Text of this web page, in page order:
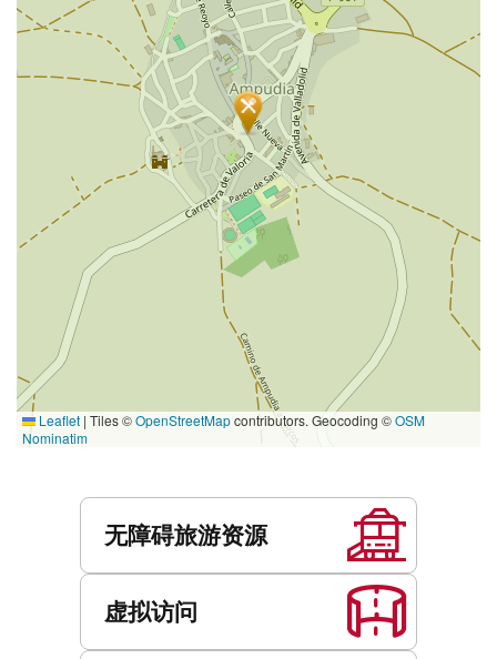
Leaflet | Tiles ©OpenStreetMapcontributors. Geocoding ©OSM
Nominatim
无障碍旅游资源
虚拟访问